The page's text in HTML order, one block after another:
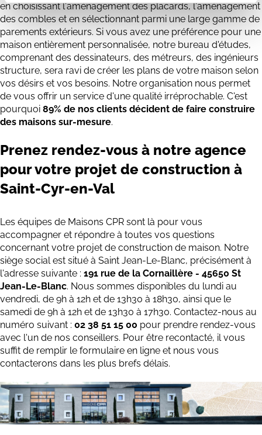
en choisissant l'aménagement des placards, l'aménagement
des combles et en sélectionnant parmi une large gamme de
parements extérieurs. Si vous avez une préférence pour une
maison entièrement personnalisée, notre bureau d'études,
comprenant des dessinateurs, des métreurs, des ingénieurs
structure, sera ravi de créer les plans de votre maison selon
vos désirs et vos besoins. Notre organisation nous permet
de vous offrir un service d'une qualité irréprochable. C'est
pourquoi 89% de nos clients décident de faire construire
des maisons sur-mesure.
Prenez rendez-vous à notre agence
pour votre projet de construction à
Saint-Cyr-en-Val
Les équipes de Maisons CPR sont là pour vous
accompagner et répondre à toutes vos questions
concernant votre projet de construction de maison. Notre
siège social est situé à Saint Jean-Le-Blanc, précisément à
l'adresse suivante : 191 rue de la Cornaillère - 45650 St
Jean-Le-Blanc. Nous sommes disponibles du lundi au
vendredi, de 9h à 12h et de 13h30 à 18h30, ainsi que le
samedi de 9h à 12h et de 13h30 à 17h30. Contactez-nous au
numéro suivant : 02 38 51 15 00 pour prendre rendez-vous
avec l'un de nos conseillers. Pour être recontacté, il vous
suffit de remplir le formulaire en ligne et nous vous
contacterons dans les plus brefs délais.